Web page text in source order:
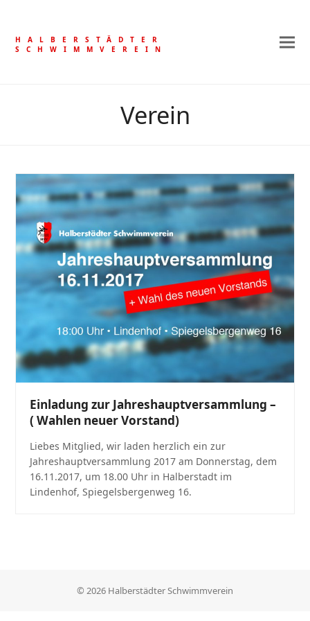
HALBERSTÄDTER
SCHWIMMVEREIN
Verein
Einladung zur Jahreshauptversammlung –
( Wahlen neuer Vorstand)
Liebes Mitglied, wir laden herzlich ein zur
Jahreshauptversammlung 2017 am Donnerstag, dem
16.11.2017, um 18.00 Uhr in Halberstadt im
Lindenhof, Spiegelsbergenweg 16.
© 2026 Halberstädter Schwimmverein